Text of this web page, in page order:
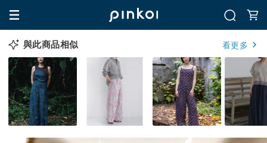
與此商品相似 看更多